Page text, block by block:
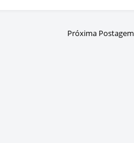
Próxima Postagem